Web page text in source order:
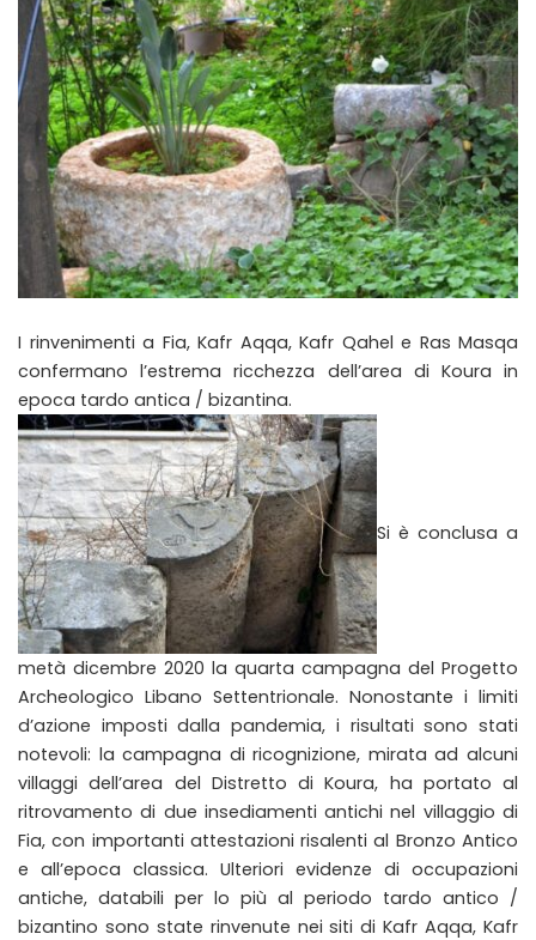
I rinvenimenti a Fia, Kafr Aqqa, Kafr Qahel e Ras Masqa
confermano l’estrema ricchezza dell’area di Koura in
epoca tardo antica / bizantina.
Si è conclusa a
metà dicembre 2020 la quarta campagna del Progetto
Archeologico Libano Settentrionale. Nonostante i limiti
d’azione imposti dalla pandemia, i risultati sono stati
notevoli: la campagna di ricognizione, mirata ad alcuni
villaggi dell’area del Distretto di Koura, ha portato al
ritrovamento di due insediamenti antichi nel villaggio di
Fia, con importanti attestazioni risalenti al Bronzo Antico
e all’epoca classica. Ulteriori evidenze di occupazioni
antiche, databili per lo più al periodo tardo antico /
bizantino sono state rinvenute nei siti di Kafr Aqqa, Kafr